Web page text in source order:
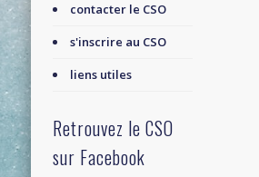
contacter le CSO
s'inscrire au CSO
liens utiles
Retrouvez le CSO
sur Facebook